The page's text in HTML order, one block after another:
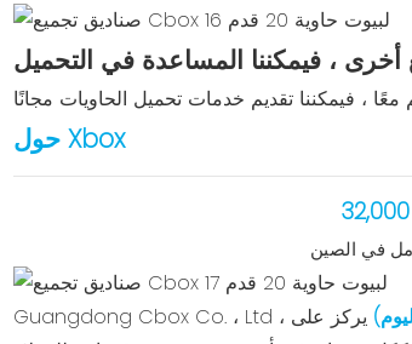
، فيمكننا المساعدة في التحميل
، فيمكننا تقديم خدمات تحميل الحاويات مجانًا
حول Xbox
32,000
في الصين
يركز على